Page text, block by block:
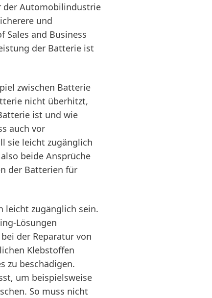
der Automobilindustrie
und
Sales and Business
der Batterie ist
zwischen Batterie
nicht überhitzt,
ist und wie
auch vor
sie leicht zugänglich
beide Ansprüche
der Batterien für
leicht zugänglich sein.
Lösungen
der Reparatur von
Klebstoffen
zu beschädigen.
um beispielsweise
So muss nicht